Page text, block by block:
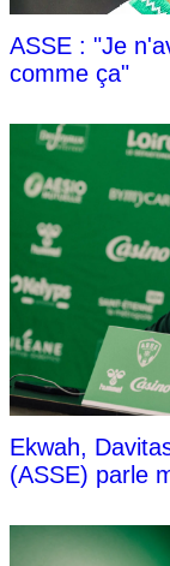
ASSE : "Je
comme ça"
Ekwah,
(ASSE) parle